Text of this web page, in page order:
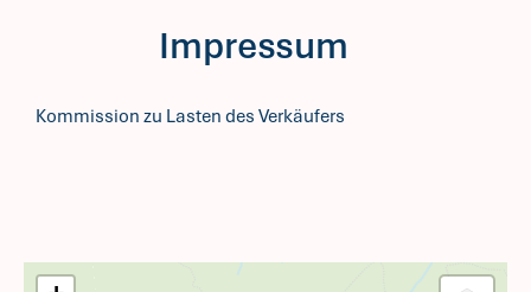
Impressum
Kommission zu Lasten des Verkäufers